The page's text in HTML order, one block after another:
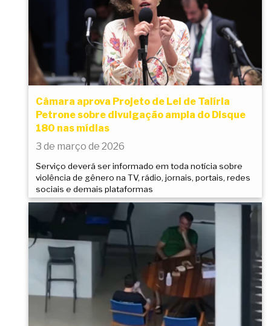
Câmara aprova Projeto de Lei de Talíria
Petrone sobre divulgação ampla do Disque
180 nas mídias
3 de março de 2026
Serviço deverá ser informado em toda notícia sobre
violência de gênero na TV, rádio, jornais, portais, redes
sociais e demais plataformas